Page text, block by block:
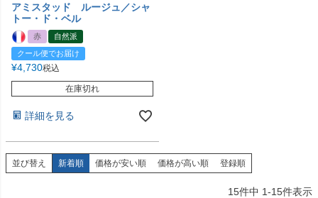
アミスタッド ルージュ／シャ
トー・ド・ベル
赤
自然派
クール便でお届け
¥4,730税込
在庫切れ
詳細を見る
並び替え 新着順 価格が安い順 価格が高い順 登録順
15件中 1-15件表示